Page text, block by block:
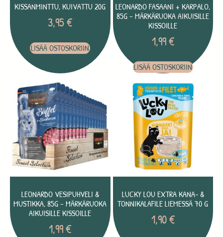
KISSANMINTTU, KUIVATTU 20G
3,95€
LISÄÄ OSTOSKORIIN
LEONARDO FASAANI + KARPALO,
85G – MÄRKÄRUOKA AIKUISILLE
KISSOILLE
1,99€
LISÄÄ OSTOSKORIIN
LEONARDO VESIPUHVELI &
MUSTIKKA, 85G – MÄRKÄRUOKA
AIKUISILLE KISSOILLE
1,99€
LUCKY LOU EXTRA KANA- &
TONNIKALAFILE LIEMESSÄ 70 G
1,90€